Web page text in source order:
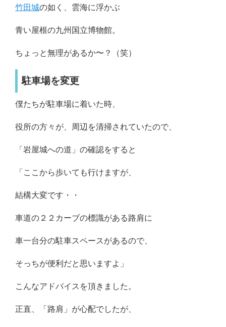
竹田城の如く、雲海に浮かぶ
青い屋根の九州国立博物館。
ちょっと無理があるか〜？（笑）
駐車場を変更
僕たちが駐車場に着いた時、
役所の方々が、周辺を清掃されていたので、
「岩屋城への道」の確認をすると
「ここから歩いても行けますが、
結構大変です・・
車道の２２カーブの標識がある路肩に
車一台分の駐車スペースがあるので、
そっちが便利だと思いますよ」
こんなアドバイスを頂きました。
正直、「路肩」が心配でしたが、